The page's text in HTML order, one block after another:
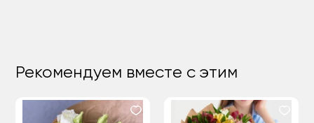
Рекомендуем вместе с этим